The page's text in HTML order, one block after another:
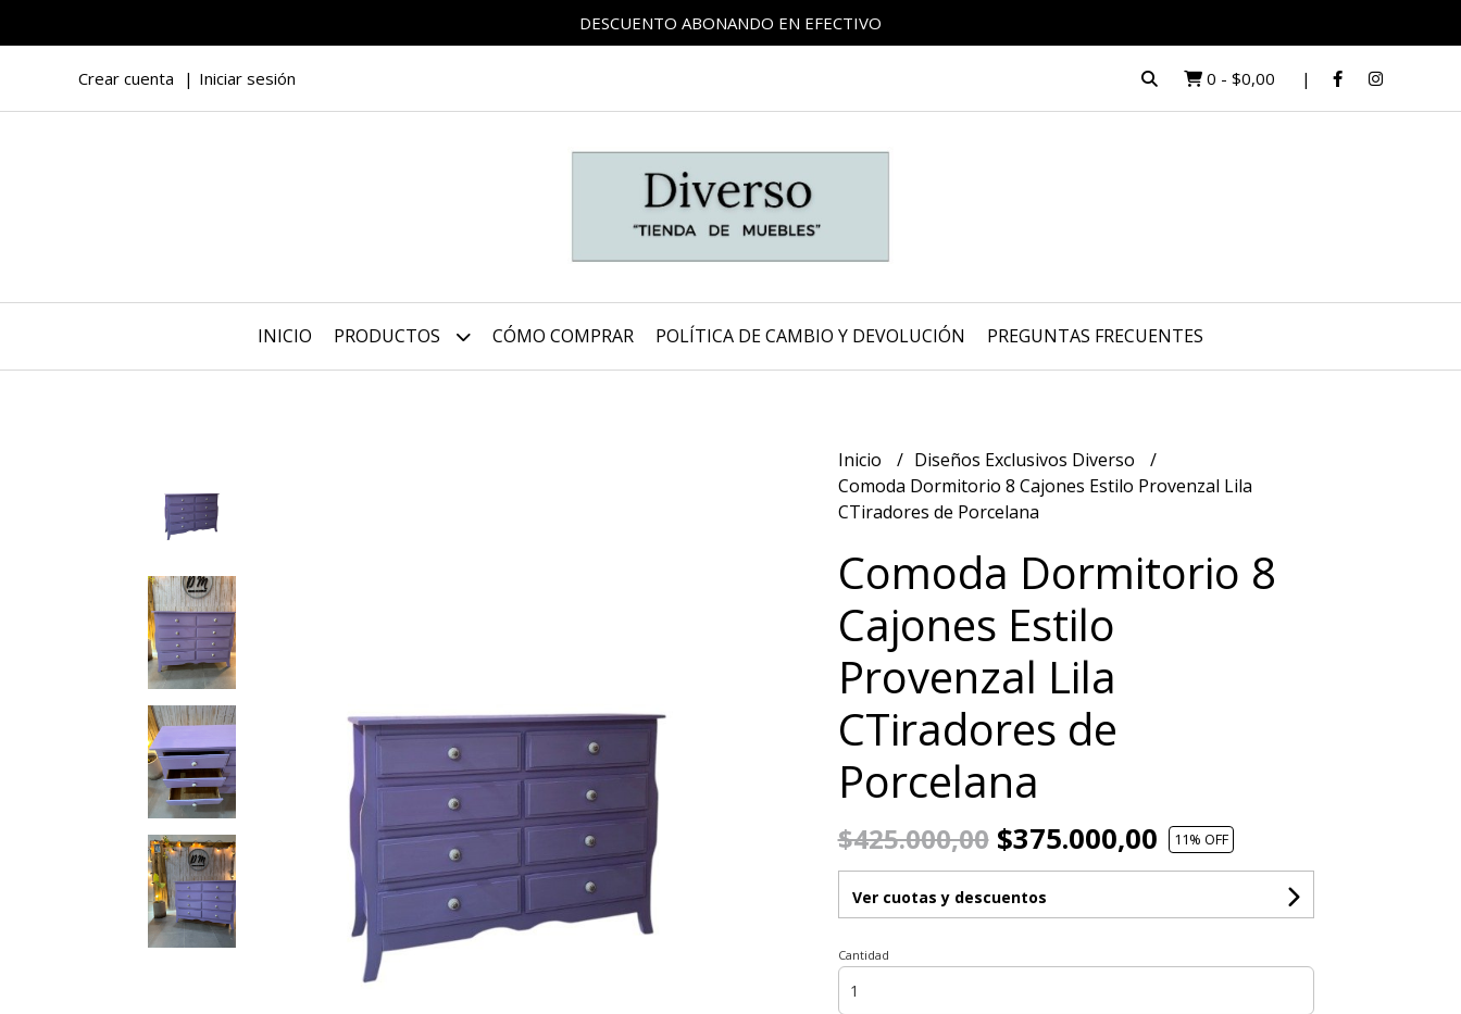
DESCUENTO ABONANDO EN EFECTIVO
Crear cuenta Iniciar sesión 0 - $0,00
INICIO PRODUCTOS CÓMO COMPRAR POLÍTICA DE CAMBIO Y DEVOLUCIÓN PREGUNTAS FRECUENTES
Inicio
Diseños Exclusivos Diverso
Comoda Dormitorio 8 Cajones Estilo Provenzal Lila
CTiradores de Porcelana
Comoda Dormitorio 8
Cajones Estilo
Provenzal Lila
CTiradores de
Porcelana
$425.000,00$375.000,00 11% OFF
Ver cuotas y descuentos
Cantidad